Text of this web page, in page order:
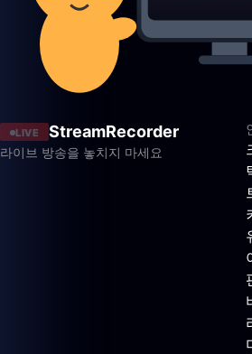
LIVE StreamRecorder
라이브 방송을 놓치지 마세요